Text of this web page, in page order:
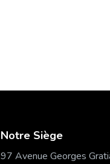
Notre Siège
97 Avenue Georges